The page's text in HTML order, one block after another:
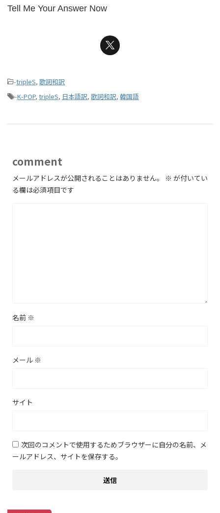
Tell Me Your Answer Now
-tripleS, 歌詞和訳
-K-POP, tripleS, 日本語訳, 歌詞和訳, 韓国語
comment
メールアドレスが公開されることはありません。 ※ が付いてい
る欄は必須項目です
名前 ※
メール ※
サイト
次回のコメントで使用するためブラウザーに自分の名前、メ
ールアドレス、サイトを保存する。